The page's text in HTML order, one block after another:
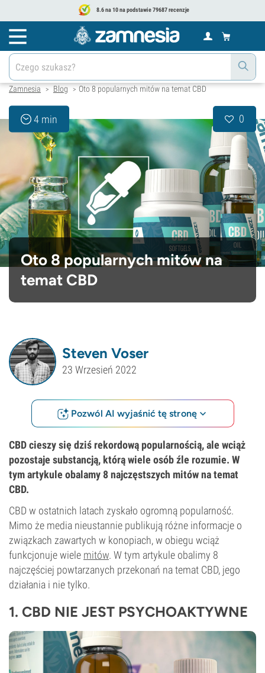
8.6 na 10 na podstawie 79687 recenzje
Zamnesia > Blog > Oto 8 popularnych mitów na temat CBD
4 min 0
Oto 8 popularnych mitów na
temat CBD
Steven Voser
23 Wrzesień 2022
Pozwól AI wyjaśnić tę stronę
CBD cieszy się dziś rekordową popularnością, ale wciąż
pozostaje substancją, którą wiele osób źle rozumie. W
tym artykule obalamy 8 najczęstszych mitów na temat
CBD.
CBD w ostatnich latach zyskało ogromną popularność.
Mimo że media nieustannie publikują różne informacje o
związkach zawartych w konopiach, w obiegu wciąż
funkcjonuje wiele mitów. W tym artykule obalimy 8
najczęściej powtarzanych przekonań na temat CBD, jego
działania i nie tylko.
1. CBD NIE JEST PSYCHOAKTYWNE